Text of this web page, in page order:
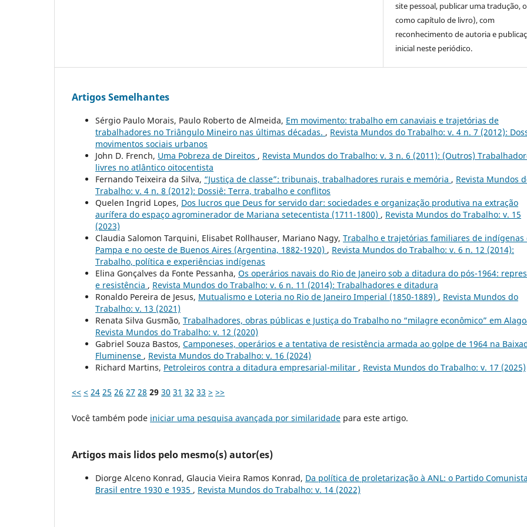
site pessoal, publicar uma tradução,
como capítulo de livro), com
reconhecimento de autoria e
inicial neste periódico.
Artigos Semelhantes
Sérgio Paulo Morais, Paulo Roberto de Almeida, Em movimento: trabalho em canaviais e trajetórias de
trabalhadores no Triângulo Mineiro nas últimas décadas. , Revista Mundos do Trabalho: v. 4 n. 7 (2012):
movimentos sociais urbanos
John D. French, Uma Pobreza de Direitos , Revista Mundos do Trabalho: v. 3 n. 6 (2011): (Outros)
livres no atlântico oitocentista
Fernando Teixeira da Silva, “Justiça de classe”: tribunais, trabalhadores rurais e memória , Revista Mundos
Trabalho: v. 4 n. 8 (2012): Dossiê: Terra, trabalho e conflitos
Quelen Ingrid Lopes, Dos lucros que Deus for servido dar: sociedades e organização produtiva na extração
aurífera do espaço agrominerador de Mariana setecentista (1711-1800) , Revista Mundos do Trabalho: v. 15
(2023)
Claudia Salomon Tarquini, Elisabet Rollhauser, Mariano Nagy, Trabalho e trajetórias familiares de indígenas
Pampa e no oeste de Buenos Aires (Argentina, 1882-1920) , Revista Mundos do Trabalho: v. 6 n. 12 (2014):
Trabalho, política e experiências indígenas
Elina Gonçalves da Fonte Pessanha, Os operários navais do Rio de Janeiro sob a ditadura do pós-1964:
e resistência , Revista Mundos do Trabalho: v. 6 n. 11 (2014): Trabalhadores e ditadura
Ronaldo Pereira de Jesus, Mutualismo e Loteria no Rio de Janeiro Imperial (1850-1889) , Revista Mundos do
Trabalho: v. 13 (2021)
Renata Silva Gusmão, Trabalhadores, obras públicas e Justiça do Trabalho no “milagre econômico” em
Revista Mundos do Trabalho: v. 12 (2020)
Gabriel Souza Bastos, Camponeses, operários e a tentativa de resistência armada ao golpe de 1964 na
Fluminense , Revista Mundos do Trabalho: v. 16 (2024)
Richard Martins, Petroleiros contra a ditadura empresarial-militar , Revista Mundos do Trabalho: v. 17 (2025)
<< < 24 25 26 27 28 29 30 31 32 33 > >>
Você também pode iniciar uma pesquisa avançada por similaridade para este artigo.
Artigos mais lidos pelo mesmo(s) autor(es)
Diorge Alceno Konrad, Glaucia Vieira Ramos Konrad, Da política de proletarização à ANL: o Partido
Brasil entre 1930 e 1935 , Revista Mundos do Trabalho: v. 14 (2022)